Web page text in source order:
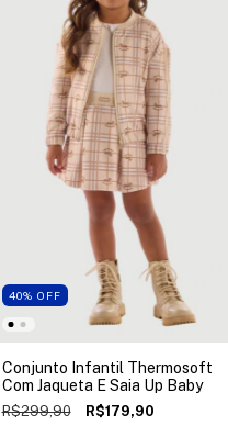
40% OFF
Conjunto Infantil Thermosoft
Com Jaqueta E Saia Up Baby
R$299,90 R$179,90